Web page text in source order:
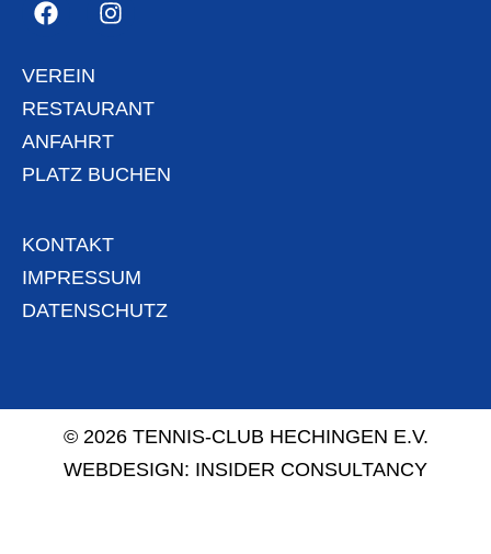
VEREIN
RESTAURANT
ANFAHRT
PLATZ BUCHEN
KONTAKT
IMPRESSUM
DATENSCHUTZ
© 2026 TENNIS-CLUB HECHINGEN E.V.
WEBDESIGN: INSIDER CONSULTANCY